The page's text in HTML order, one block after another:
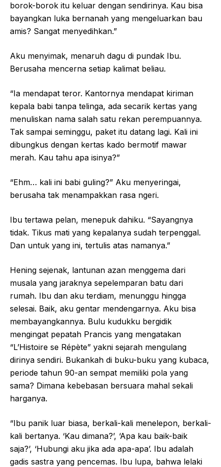
borok-borok itu keluar dengan sendirinya. Kau bisa
bayangkan luka bernanah yang mengeluarkan bau
amis? Sangat menyedihkan.”
Aku menyimak, menaruh dagu di pundak Ibu.
Berusaha mencerna setiap kalimat beliau.
“Ia mendapat teror. Kantornya mendapat kiriman
kepala babi tanpa telinga, ada secarik kertas yang
menuliskan nama salah satu rekan perempuannya.
Tak sampai seminggu, paket itu datang lagi. Kali ini
dibungkus dengan kertas kado bermotif mawar
merah. Kau tahu apa isinya?”
“Ehm… kali ini babi guling?” Aku menyeringai,
berusaha tak menampakkan rasa ngeri.
Ibu tertawa pelan, menepuk dahiku. “Sayangnya
tidak. Tikus mati yang kepalanya sudah terpenggal.
Dan untuk yang ini, tertulis atas namanya.”
Hening sejenak, lantunan azan menggema dari
musala yang jaraknya sepelemparan batu dari
rumah. Ibu dan aku terdiam, menunggu hingga
selesai. Baik, aku gentar mendengarnya. Aku bisa
membayangkannya. Bulu kudukku bergidik
mengingat pepatah Prancis yang mengatakan
“L’Histoire se Répète” yakni sejarah mengulang
dirinya sendiri. Bukankah di buku-buku yang kubaca,
periode tahun 90-an sempat memiliki pola yang
sama? Dimana kebebasan bersuara mahal sekali
harganya.
“Ibu panik luar biasa, berkali-kali menelepon, berkali-
kali bertanya. ‘Kau dimana?’, ‘Apa kau baik-baik
saja?’, ‘Hubungi aku jika ada apa-apa’. Ibu adalah
gadis sastra yang pencemas. Ibu lupa, bahwa lelaki